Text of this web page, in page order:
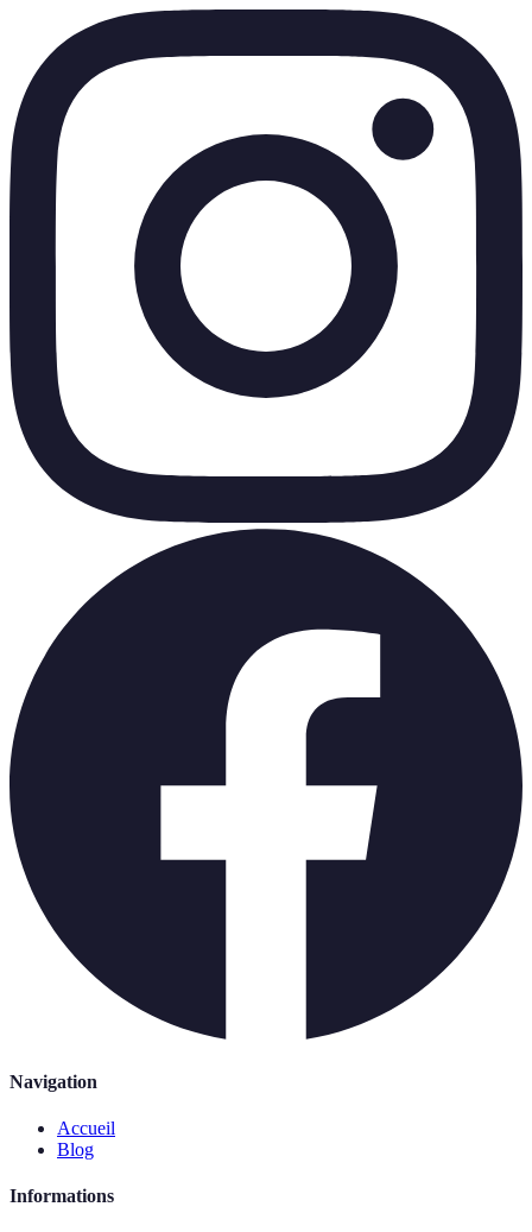
Navigation
Accueil
Blog
Informations